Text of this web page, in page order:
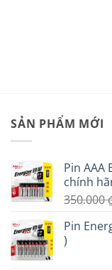
SẢN PHẨM MỚI
Pin AAA
chính
350.000
Pin
)